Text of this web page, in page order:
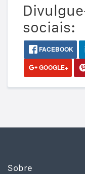
sociais:
FACEBOOK
GOOGLE+
Sobre